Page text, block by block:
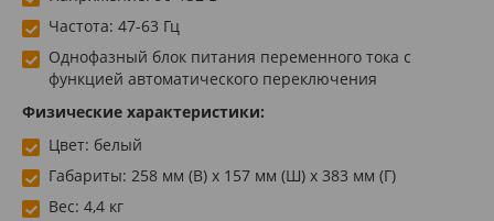
Частота: 47-63 Гц
Однофазный блок питания переменного тока с
функцией автоматического переключения
Физические характеристики:
Цвет: белый
Габариты: 258 мм (В) x 157 мм (Ш) x 383 мм (Г)
Вес: 4,4 кг